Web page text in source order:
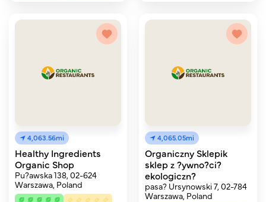
4,063.56mi
Healthy Ingredients
Organic Shop
Pu?awska 138, 02-624
Warszawa, Poland
4,065.05mi
Organiczny Sklepik
sklep z ?ywno?ci?
ekologiczn?
pasa? Ursynowski 7, 02-784
Warszawa, Poland